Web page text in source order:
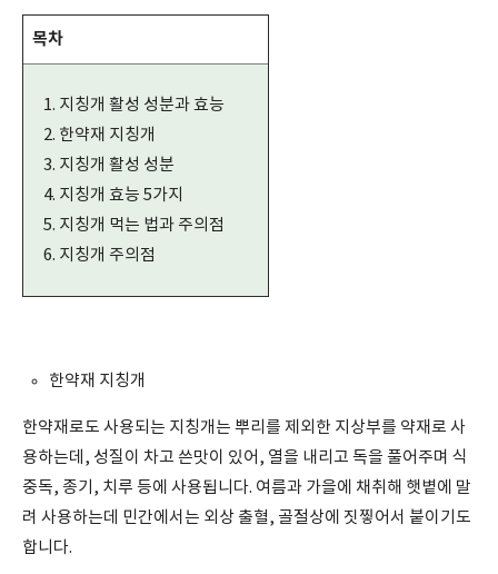
목차
지칭개 활성 성분과 효능
한약재 지칭개
지칭개 활성 성분
지칭개 효능 5가지
지칭개 먹는 법과 주의점
지칭개 주의점
한약재 지칭개
한약재로도 사용되는 지칭개는 뿌리를 제외한 지상부를 약재로 사
용하는데, 성질이 차고 쓴맛이 있어, 열을 내리고 독을 풀어주며 식
중독, 종기, 치루 등에 사용됩니다. 여름과 가을에 채취해 햇볕에 말
려 사용하는데 민간에서는 외상 출혈, 골절상에 짓찧어서 붙이기도
합니다.